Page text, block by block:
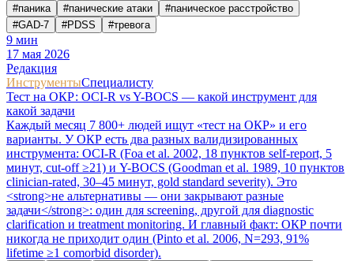
#паника #панические атаки #паническое расстройство
#GAD-7 #PDSS #тревога
9 мин
17 мая 2026
Редакция
ИнструментыСпециалисту
Тест на ОКР: OCI-R vs Y-BOCS — какой инструмент для
какой задачи
Каждый месяц 7 800+ людей ищут «тест на ОКР» и его
варианты. У ОКР есть два разных валидизированных
инструмента: OCI-R (Foa et al. 2002, 18 пунктов self-report, 5
минут, cut-off ≥21) и Y-BOCS (Goodman et al. 1989, 10 пунктов
clinician-rated, 30–45 минут, gold standard severity). Это
<strong>не альтернативы — они закрывают разные
задачи</strong>: один для screening, другой для diagnostic
clarification и treatment monitoring. И главный факт: ОКР почти
никогда не приходит один (Pinto et al. 2006, N=293, 91%
lifetime ≥1 comorbid disorder).